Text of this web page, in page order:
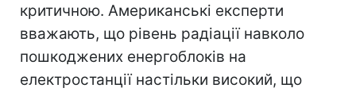
критичною. Американські експерти
вважають, що рівень радіації навколо
пошкоджених енергоблоків на
електростанції настільки високий, що